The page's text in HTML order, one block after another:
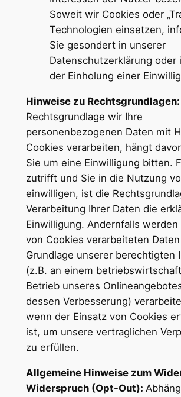
Soweit wir Cookies oder
Technologien einsetzen,
Sie gesondert in unserer
Datenschutzerklärung oder
der Einholung einer
Hinweise zu Rechtsgrundlagen:
Rechtsgrundlage wir Ihre
personenbezogenen Daten mit
Cookies verarbeiten, hängt
Sie um eine Einwilligung bitten.
zutrifft und Sie in die Nutzung
einwilligen, ist die
Verarbeitung Ihrer Daten die
Einwilligung. Andernfalls
von Cookies verarbeiteten
Grundlage unserer berechtigten
(z.B. an einem
Betrieb unseres
dessen Verbesserung)
wenn der Einsatz von Cookies
ist, um unsere vertraglichen
zu erfüllen.
Allgemeine Hinweise zum
Widerspruch (Opt-Out):